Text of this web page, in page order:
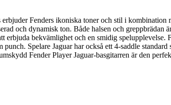
Fenders ikoniska toner och stil i kombination
och dynamisk ton. Både halsen och greppbrädan
bekvämlighet och en smidig spelupplevelse.
Spelare Jaguar har också ett 4-saddle
Fender Player Jaguar-basgitarren är den